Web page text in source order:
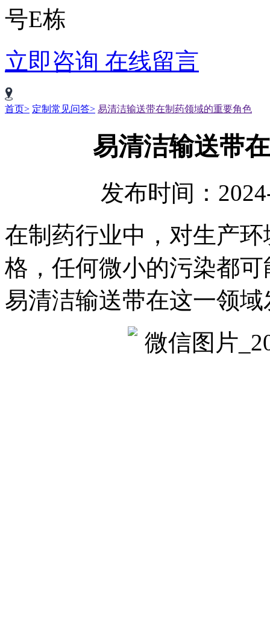
号E栋
立即咨询 在线留言
首页> 定制常见问答> 易清洁输送带在制药领域的重要角色
易清洁输送带
发布时间：
在制药行业中，对生产
格，任何微小的污染都
易清洁输送带在这一领